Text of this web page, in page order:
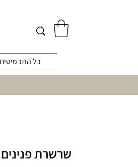
כל התכשיטים
שרשרת